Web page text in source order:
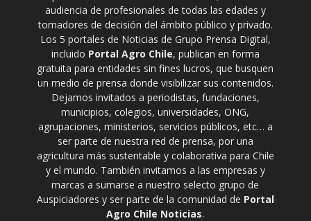
audiencia de profesionales de todas las edades y
tomadores de decisión del ámbito público y privado.
Los 5 portales de Noticias de Grupo Prensa Digital,
incluido Portal Agro Chile, publican en forma
gratuita para entidades sin fines lucros, que busquen
un medio de prensa donde visibilizar sus contenidos.
Dejamos invitados a periodistas, fundaciones,
municipios, colegios, universidades, ONG,
agrupaciones, ministerios, servicios públicos, etc… a
ser parte de nuestra red de prensa, por una
agricultura más sustentable y colaborativa para Chile
y el mundo. También invitamos a las empresas y
marcas a sumarse a nuestro selecto grupo de
Auspiciadores y ser parte de la comunidad de Portal
Agro Chile Noticias.